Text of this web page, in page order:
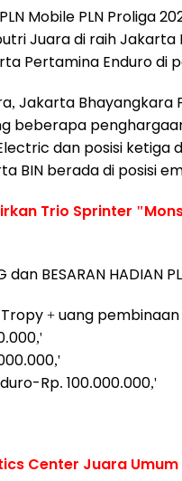
Mobile PLN Proliga
Juara di raih Jakarta
Pertamina Enduro di
Jakarta Bhayangkara
beberapa
dan posisi ketiga
BIN berada di posisi
Trio Sprinter
dan BESARAN HADIAN
+ uang
Rp. 100.000.000,'
Center Juara